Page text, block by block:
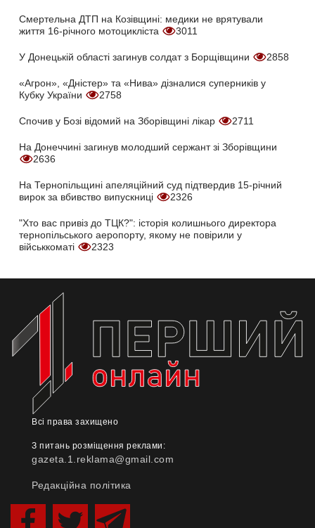
Смертельна ДТП на Козівщині: медики не врятували
життя 16-річного мотоцикліста
3011
У Донецькій області загинув солдат з Борщівщини 2858
«Агрон», «Дністер» та «Нива» дізналися суперників у
Кубку України
2758
Спочив у Бозі відомий на Зборівщині лікар 2711
На Донеччині загинув молодший сержант зі Зборівщини
2636
На Тернопільщині апеляційний суд підтвердив 15-річний
вирок за вбивство випускниці
2326
"Хто вас привіз до ТЦК?": історія колишнього директора
тернопільського аеропорту, якому не повірили у
військкоматі
2323
Всі права захищено
З питань розміщення реклами:
gazeta.1.reklama@gmail.com
Редакційна політика